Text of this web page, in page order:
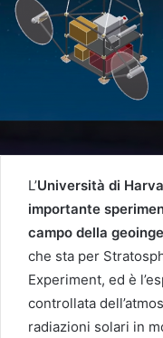
L’Università di
importante
campo della
che sta per
Experiment, ed è
controllata
radiazioni solari in